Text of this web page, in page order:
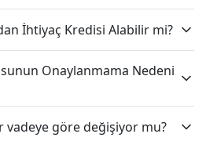
İhtiyaç Kredisi Alabilir mi?
Onaylanmama Nedeni
vadeye göre değişiyor mu?